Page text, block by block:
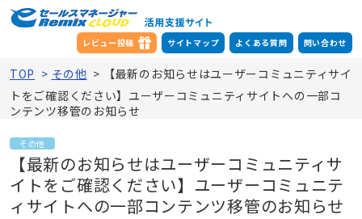
レビュー投稿 サイトマップ よくある質問 問い合わせ
TOP > その他 >
【最新のお知らせはユーザーコミュニティサイ
トをご確認ください】ユーザーコミュニティサイトへの一部コ
ンテンツ移管のお知らせ
その他
【最新のお知らせはユーザーコミュニティサ
イトをご確認ください】ユーザーコミュニテ
ィサイトへの一部コンテンツ移管のお知らせ